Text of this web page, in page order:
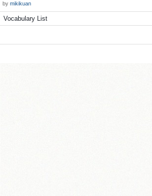
by mikikuan
Vocabulary List